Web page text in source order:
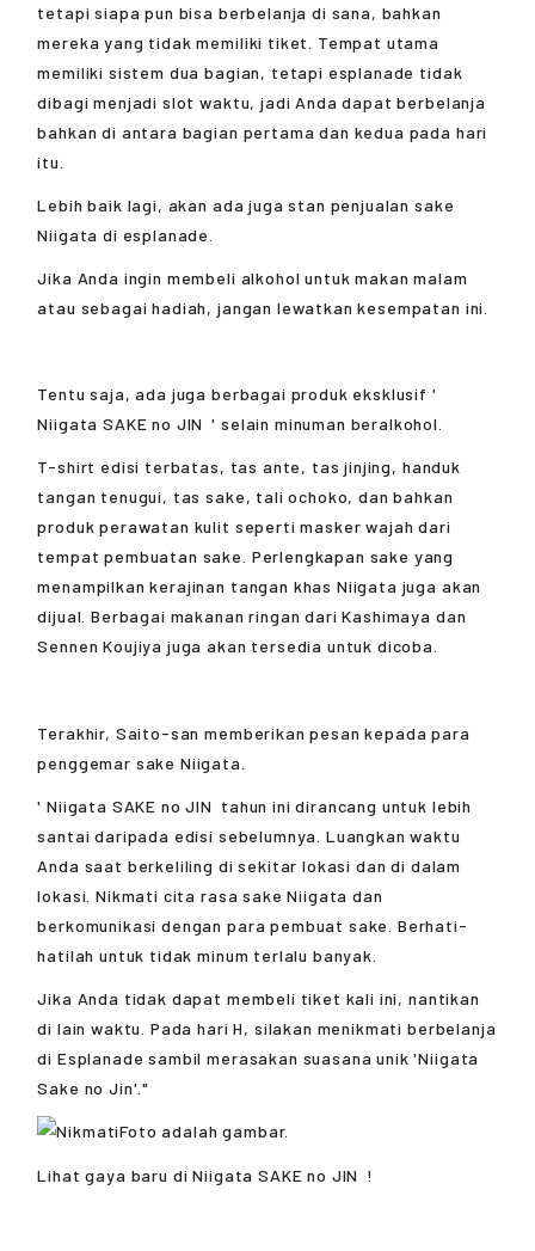
tetapi siapa pun bisa berbelanja di sana, bahkan
mereka yang tidak memiliki tiket. Tempat utama
memiliki sistem dua bagian, tetapi esplanade tidak
dibagi menjadi slot waktu, jadi Anda dapat berbelanja
bahkan di antara bagian pertama dan kedua pada hari
itu.
Lebih baik lagi, akan ada juga stan penjualan sake
Niigata di esplanade.
Jika Anda ingin membeli alkohol untuk makan malam
atau sebagai hadiah, jangan lewatkan kesempatan ini.
Tentu saja, ada juga berbagai produk eksklusif '
Niigata SAKE no JIN ' selain minuman beralkohol.
T-shirt edisi terbatas, tas ante, tas jinjing, handuk
tangan tenugui, tas sake, tali ochoko, dan bahkan
produk perawatan kulit seperti masker wajah dari
tempat pembuatan sake. Perlengkapan sake yang
menampilkan kerajinan tangan khas Niigata juga akan
dijual. Berbagai makanan ringan dari Kashimaya dan
Sennen Koujiya juga akan tersedia untuk dicoba.
Terakhir, Saito-san memberikan pesan kepada para
penggemar sake Niigata.
'Niigata SAKE no JIN tahun ini dirancang untuk lebih
santai daripada edisi sebelumnya. Luangkan waktu
Anda saat berkeliling di sekitar lokasi dan di dalam
lokasi. Nikmati cita rasa sake Niigata dan
berkomunikasi dengan para pembuat sake. Berhati-
hatilah untuk tidak minum terlalu banyak.
Jika Anda tidak dapat membeli tiket kali ini, nantikan
di lain waktu. Pada hari H, silakan menikmati berbelanja
di Esplanade sambil merasakan suasana unik 'Niigata
Sake no Jin'."
Foto adalah gambar.
Lihat gaya baru diNiigata SAKE no JIN !